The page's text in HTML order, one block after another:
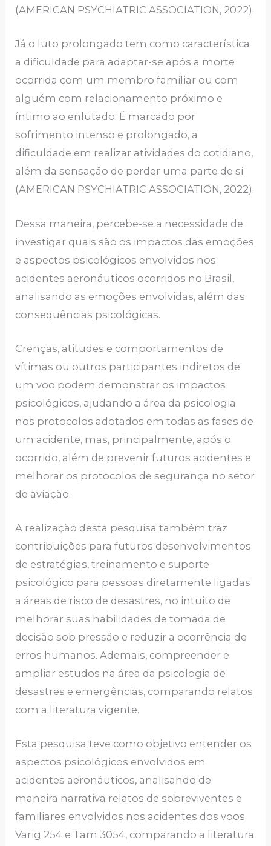
(AMERICAN PSYCHIATRIC ASSOCIATION, 2022).
Já o luto prolongado tem como característica
a dificuldade para adaptar-se após a morte
ocorrida com um membro familiar ou com
alguém com relacionamento próximo e
íntimo ao enlutado. É marcado por
sofrimento intenso e prolongado, a
dificuldade em realizar atividades do cotidiano,
além da sensação de perder uma parte de si
(AMERICAN PSYCHIATRIC ASSOCIATION, 2022).
Dessa maneira, percebe-se a necessidade de
investigar quais são os impactos das emoções
e aspectos psicológicos envolvidos nos
acidentes aeronáuticos ocorridos no Brasil,
analisando as emoções envolvidas, além das
consequências psicológicas.
Crenças, atitudes e comportamentos de
vítimas ou outros participantes indiretos de
um voo podem demonstrar os impactos
psicológicos, ajudando a área da psicologia
nos protocolos adotados em todas as fases de
um acidente, mas, principalmente, após o
ocorrido, além de prevenir futuros acidentes e
melhorar os protocolos de segurança no setor
de aviação.
A realização desta pesquisa também traz
contribuições para futuros desenvolvimentos
de estratégias, treinamento e suporte
psicológico para pessoas diretamente ligadas
a áreas de risco de desastres, no intuito de
melhorar suas habilidades de tomada de
decisão sob pressão e reduzir a ocorrência de
erros humanos. Ademais, compreender e
ampliar estudos na área da psicologia de
desastres e emergências, comparando relatos
com a literatura vigente.
Esta pesquisa teve como objetivo entender os
aspectos psicológicos envolvidos em
acidentes aeronáuticos, analisando de
maneira narrativa relatos de sobreviventes e
familiares envolvidos nos acidentes dos voos
Varig 254 e Tam 3054, comparando a literatura